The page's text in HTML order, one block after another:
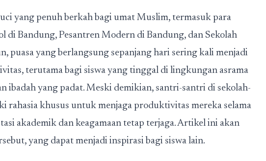
yang penuh berkah bagi umat Muslim, termasuk para
di Bandung, Pesantren Modern di Bandung, dan Sekolah
puasa yang berlangsung sepanjang hari sering kali menjadi
terutama bagi siswa yang tinggal di lingkungan asrama
ibadah yang padat. Meski demikian, santri-santri di sekolah-
rahasia khusus untuk menjaga produktivitas mereka selama
akademik dan keagamaan tetap terjaga. Artikel ini akan
yang dapat menjadi inspirasi bagi siswa lain.